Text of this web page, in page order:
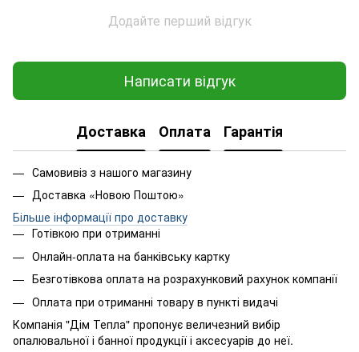
Додайте перший відгук
Написати відгук
Доставка Оплата Гарантія
Самовивіз з нашого магазину
Доставка «Новою Поштою»
Більше інформації про доставку
Готівкою при отриманні
Онлайн-оплата на банківську картку
Безготівкова оплата на розрахунковий рахунок компанії
Оплата при отриманні товару в пункті видачі
Компанія "Дім Тепла" пропонує величезний вибір
опалювальної і банної продукції і аксесуарів до неї.